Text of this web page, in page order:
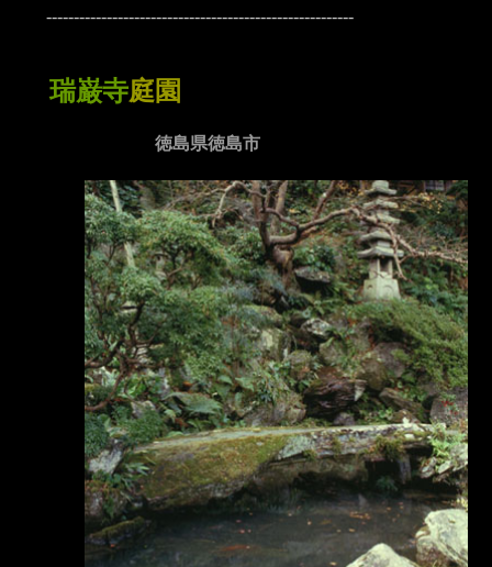
--------------------------------------------------------
瑞巌寺庭園
徳島県徳島市